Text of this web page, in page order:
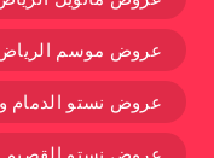
عروض موسم
عروض نستو الدمام